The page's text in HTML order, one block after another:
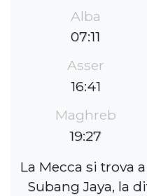
Alba
07:11
Asser
16:41
Maghreb
19:27
La Mecca si trova
Subang Jaya, la